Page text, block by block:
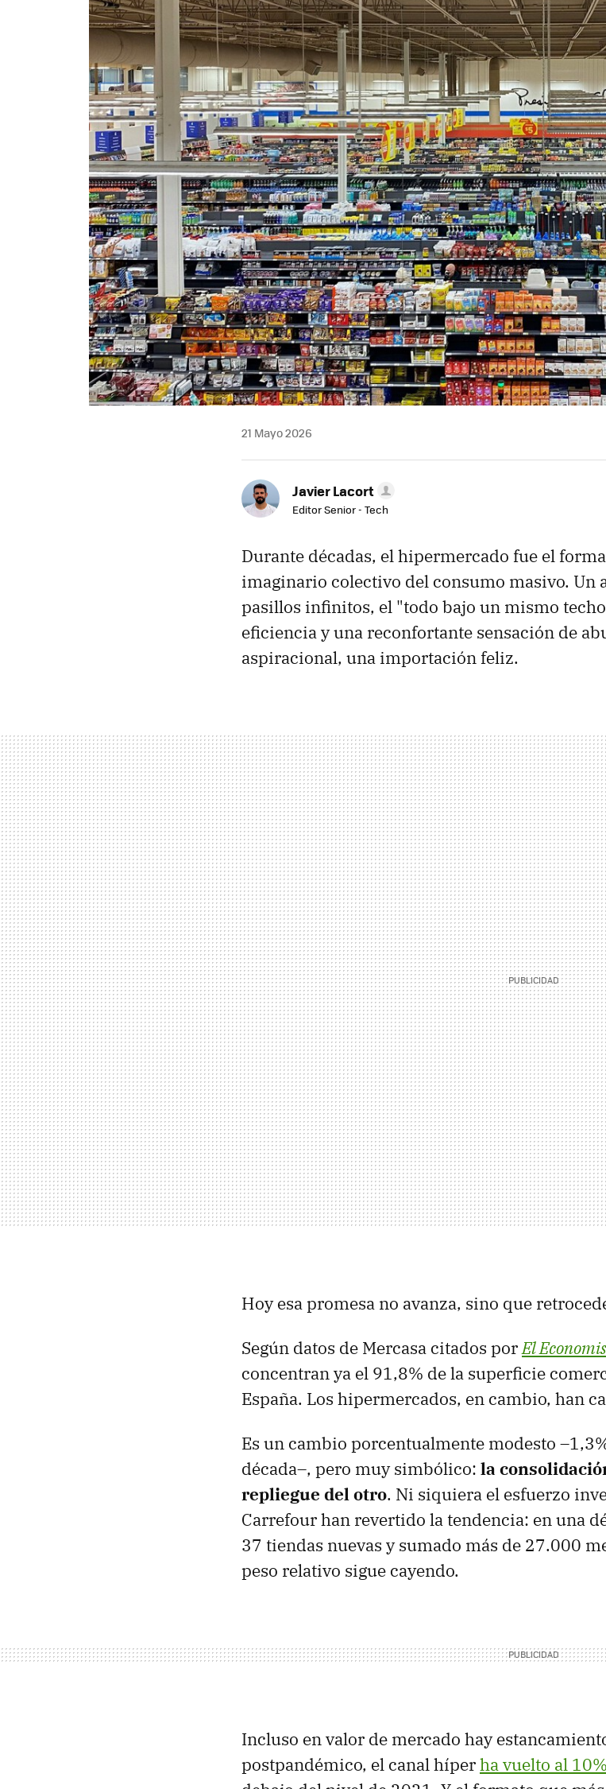
21 Mayo 2026
Javier Lacort
Editor Senior - Tech
Durante décadas, el hipermercado fue el
imaginario colectivo del consumo masivo. Un
pasillos infinitos, el "todo bajo un mismo
eficiencia y una reconfortante sensación de
aspiracional, una importación feliz.
Hoy esa promesa no avanza, sino que
Según datos de Mercasa citados porEl
concentran ya el 91,8% de la superficie
España. Los hipermercados, en cambio, han
Es un cambio porcentualmente modesto
década–, pero muy simbólico: la
repliegue del otro. Ni siquiera el esfuerzo
Carrefour han revertido la tendencia: en una
37 tiendas nuevas y sumado más de 27.000
peso relativo sigue cayendo.
Incluso en valor de mercado hay
postpandémico, el canal híperha vuelto al